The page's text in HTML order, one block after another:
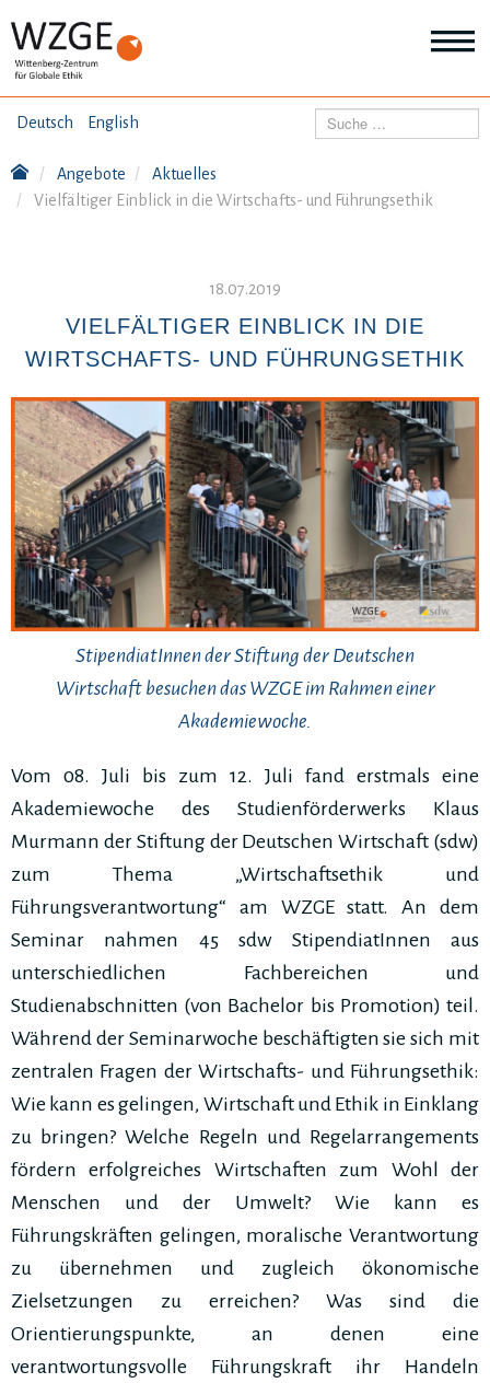
Deutsch English THEMEN
Suchen
Angebote
Aktuelles
Vielfältiger Einblick in die Wirtschafts- und Führungsethik
18.07.2019
VIELFÄLTIGER EINBLICK IN DIE
WIRTSCHAFTS- UND FÜHRUNGSETHIK
StipendiatInnen der Stiftung der Deutschen
Wirtschaft besuchen das WZGE im Rahmen einer
Akademiewoche.
Vom 08. Juli bis zum 12. Juli fand erstmals eine
Akademiewoche des Studienförderwerks Klaus
Murmann der Stiftung der Deutschen Wirtschaft (sdw)
zum Thema „Wirtschaftsethik und
Führungsverantwortung“ am WZGE statt. An dem
Seminar nahmen 45 sdw StipendiatInnen aus
unterschiedlichen Fachbereichen und
Studienabschnitten (von Bachelor bis Promotion) teil.
Während der Seminarwoche beschäftigten sie sich mit
zentralen Fragen der Wirtschafts- und Führungsethik:
Wie kann es gelingen, Wirtschaft und Ethik in Einklang
zu bringen? Welche Regeln und Regelarrangements
fördern erfolgreiches Wirtschaften zum Wohl der
Menschen und der Umwelt? Wie kann es
Führungskräften gelingen, moralische Verantwortung
zu übernehmen und zugleich ökonomische
Zielsetzungen zu erreichen? Was sind die
Orientierungspunkte, an denen eine
verantwortungsvolle Führungskraft ihr Handeln